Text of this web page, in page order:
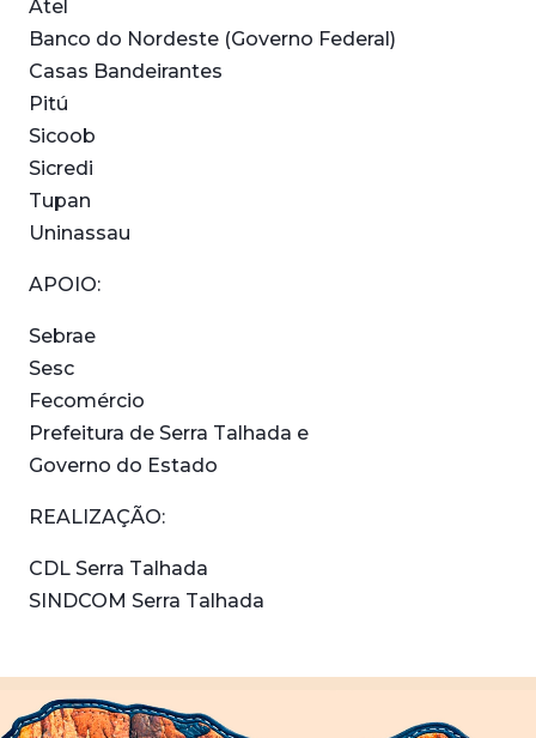
Atel
Banco do Nordeste (Governo Federal)
Casas Bandeirantes
Pitú
Sicoob
Sicredi
Tupan
Uninassau
APOIO:
Sebrae
Sesc
Fecomércio
Prefeitura de Serra Talhada e
Governo do Estado
REALIZAÇÃO:
CDL Serra Talhada
SINDCOM Serra Talhada